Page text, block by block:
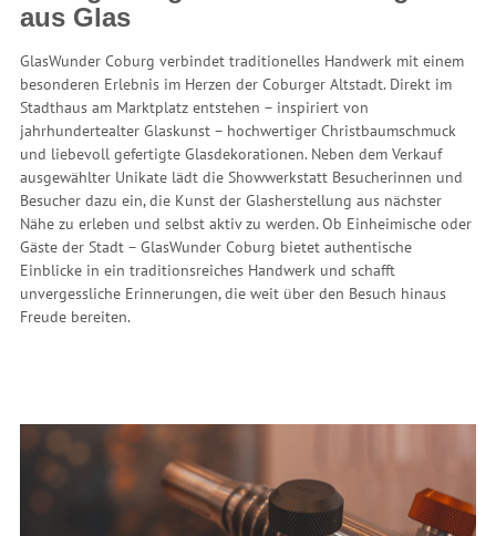
aus Glas
GlasWunder Coburg verbindet traditionelles Handwerk mit einem
besonderen Erlebnis im Herzen der Coburger Altstadt. Direkt im
Stadthaus am Marktplatz entstehen – inspiriert von
jahrhundertealter Glaskunst – hochwertiger Christbaumschmuck
und liebevoll gefertigte Glasdekorationen. Neben dem Verkauf
ausgewählter Unikate lädt die Showwerkstatt Besucherinnen und
Besucher dazu ein, die Kunst der Glasherstellung aus nächster
Nähe zu erleben und selbst aktiv zu werden. Ob Einheimische oder
Gäste der Stadt – GlasWunder Coburg bietet authentische
Einblicke in ein traditionsreiches Handwerk und schafft
unvergessliche Erinnerungen, die weit über den Besuch hinaus
Freude bereiten.